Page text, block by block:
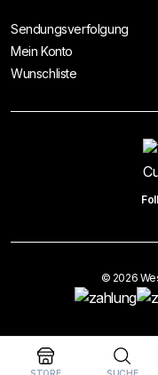
Sendungsverfolgung
Mein Konto
Wunschliste
© 2026